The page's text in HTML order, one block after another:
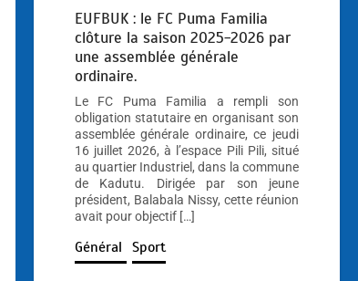
EUFBUK : le FC Puma Familia
clôture la saison 2025-2026 par
une assemblée générale
ordinaire.
Le FC Puma Familia a rempli son
obligation statutaire en organisant son
assemblée générale ordinaire, ce jeudi
16 juillet 2026, à l’espace Pili Pili, situé
au quartier Industriel, dans la commune
de Kadutu. Dirigée par son jeune
président, Balabala Nissy, cette réunion
avait pour objectif […]
Général Sport